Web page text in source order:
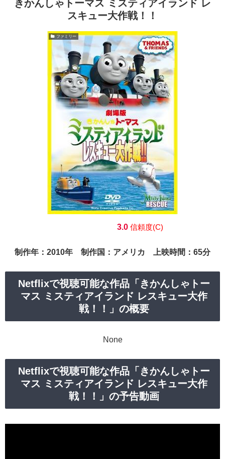
きかんしゃトーマス ミスティアイランド レ
スキュー大作戦！！
ファミリー
3.0 信頼度(C)
制作年：2010年 制作国：アメリカ 上映時間：65分
Netflixで視聴可能な作品「きかんしゃトー
マス ミスティアイランド レスキュー大作
戦！！」の概要
None
Netflixで視聴可能な作品「きかんしゃトー
マス ミスティアイランド レスキュー大作
戦！！」の予告動画